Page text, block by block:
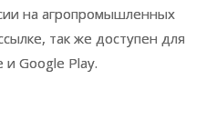
на агропромышленных
так же доступен для
и Google Play.
на агропромышленных
так же доступен для
и Google Play.